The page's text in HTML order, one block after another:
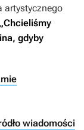
artystycznego
„Chcieliśmy
, gdyby
wiadomości